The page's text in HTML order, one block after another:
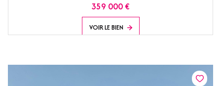
359 000 €
VOIR LE BIEN